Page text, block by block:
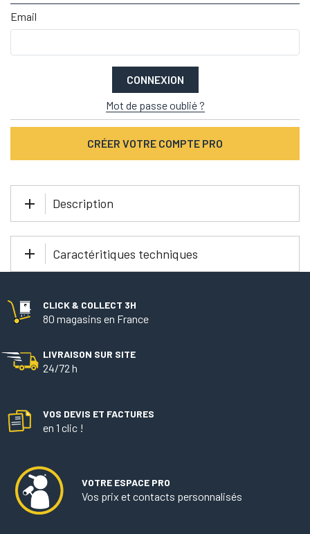
Email
CONNEXION
Mot de passe oublié ?
CRÉER VOTRE COMPTE PRO
Description
Caractéritiques techniques
CLICK & COLLECT 3H
80 magasins en France
LIVRAISON SUR SITE
24/72 h
VOS DEVIS ET FACTURES
en 1 clic !
VOTRE ESPACE PRO
Vos prix et contacts personnalisés